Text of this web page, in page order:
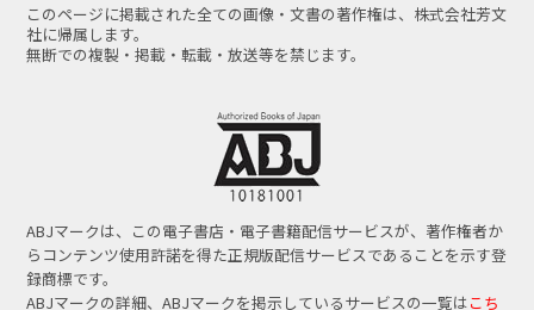
このページに掲載された全ての画像・文書の著作権は、株式会社芳文
社に帰属します。
無断での複製・掲載・転載・放送等を禁じます。
ABJマークは、この電子書店・電子書籍配信サービスが、著作権者か
らコンテンツ使用許諾を得た正規版配信サービスであることを示す登
録商標です。
ABJマークの詳細、ABJマークを掲示しているサービスの一覧はこち